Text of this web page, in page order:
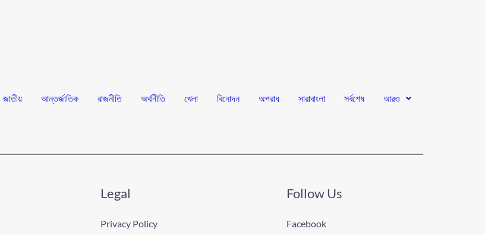
জাতীয় আন্তর্জাতিক রাজনীতি অর্থনীতি খেলা বিনোদন অপরাধ সারাবাংলা সর্বশেষ আরও
Legal
Privacy Policy
Follow Us
Facebook